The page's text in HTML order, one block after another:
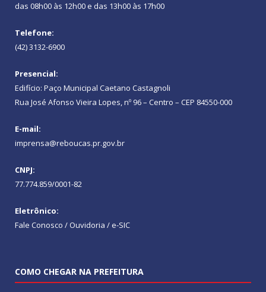
das 08h00 às 12h00 e das 13h00 às 17h00
Telefone:
(42) 3132-6900
Presencial:
Edifício: Paço Municipal Caetano Castagnoli
Rua José Afonso Vieira Lopes, nº 96 – Centro – CEP 84550-000
E-mail:
imprensa@reboucas.pr.gov.br
CNPJ:
77.774.859/0001-82
Eletrônico:
Fale Conosco / Ouvidoria / e-SIC
COMO CHEGAR NA PREFEITURA